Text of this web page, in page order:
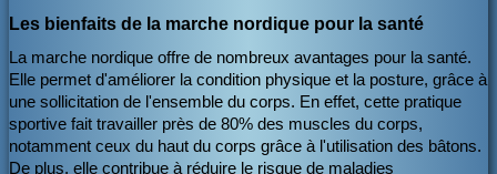
Les bienfaits de la marche nordique pour la santé
La marche nordique offre de nombreux avantages pour la santé.
Elle permet d'améliorer la condition physique et la posture, grâce à
une sollicitation de l'ensemble du corps. En effet, cette pratique
sportive fait travailler près de 80% des muscles du corps,
notamment ceux du haut du corps grâce à l'utilisation des bâtons.
De plus, elle contribue à réduire le risque de maladies